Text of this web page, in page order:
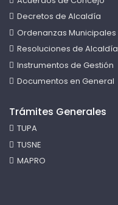
Decretos de Alcaldía
Ordenanzas Municipales
Resoluciones de Alcaldía
Instrumentos de Gestión
Documentos en General
Trámites Generales
TUPA
TUSNE
MAPRO